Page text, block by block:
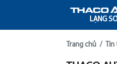
LẠNG
Trang chủ